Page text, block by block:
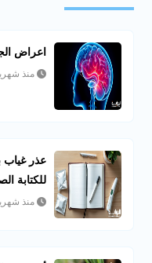
اعراض
منذ
عذر غياب
للكتابة
منذ